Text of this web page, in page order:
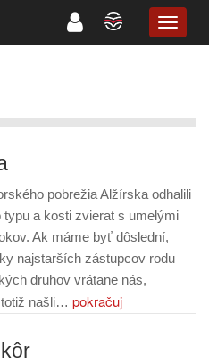
pobrežia Alžírska odhalili
a kosti zvierat s umelými
Ak máme byť dôslední,
najstarších zástupcov rodu
druhov vrátane nás,
našli… pokračuj